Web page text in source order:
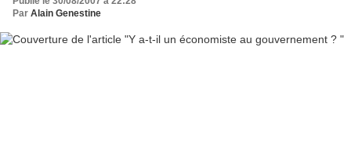
Par Alain Genestine